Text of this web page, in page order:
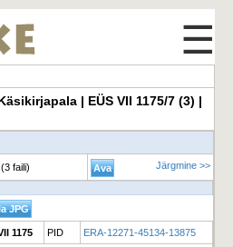
☰
| EÜS VII 1175/7 (3) |
(3 faili) Järgmine >>
1175 PID ERA-12271-45134-13875